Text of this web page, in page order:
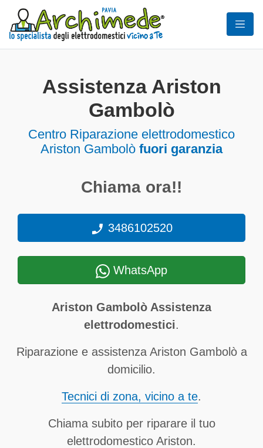
Assistenza Ariston
Gambolò
Centro Riparazione elettrodomestico
Ariston Gambolò fuori garanzia
Chiama ora!!
3486102520
WhatsApp
Ariston Gambolò Assistenza
elettrodomestici.
Riparazione e assistenza Ariston Gambolò a
domicilio.
Tecnici di zona, vicino a te.
Chiama subito per riparare il tuo
elettrodomestico Ariston.